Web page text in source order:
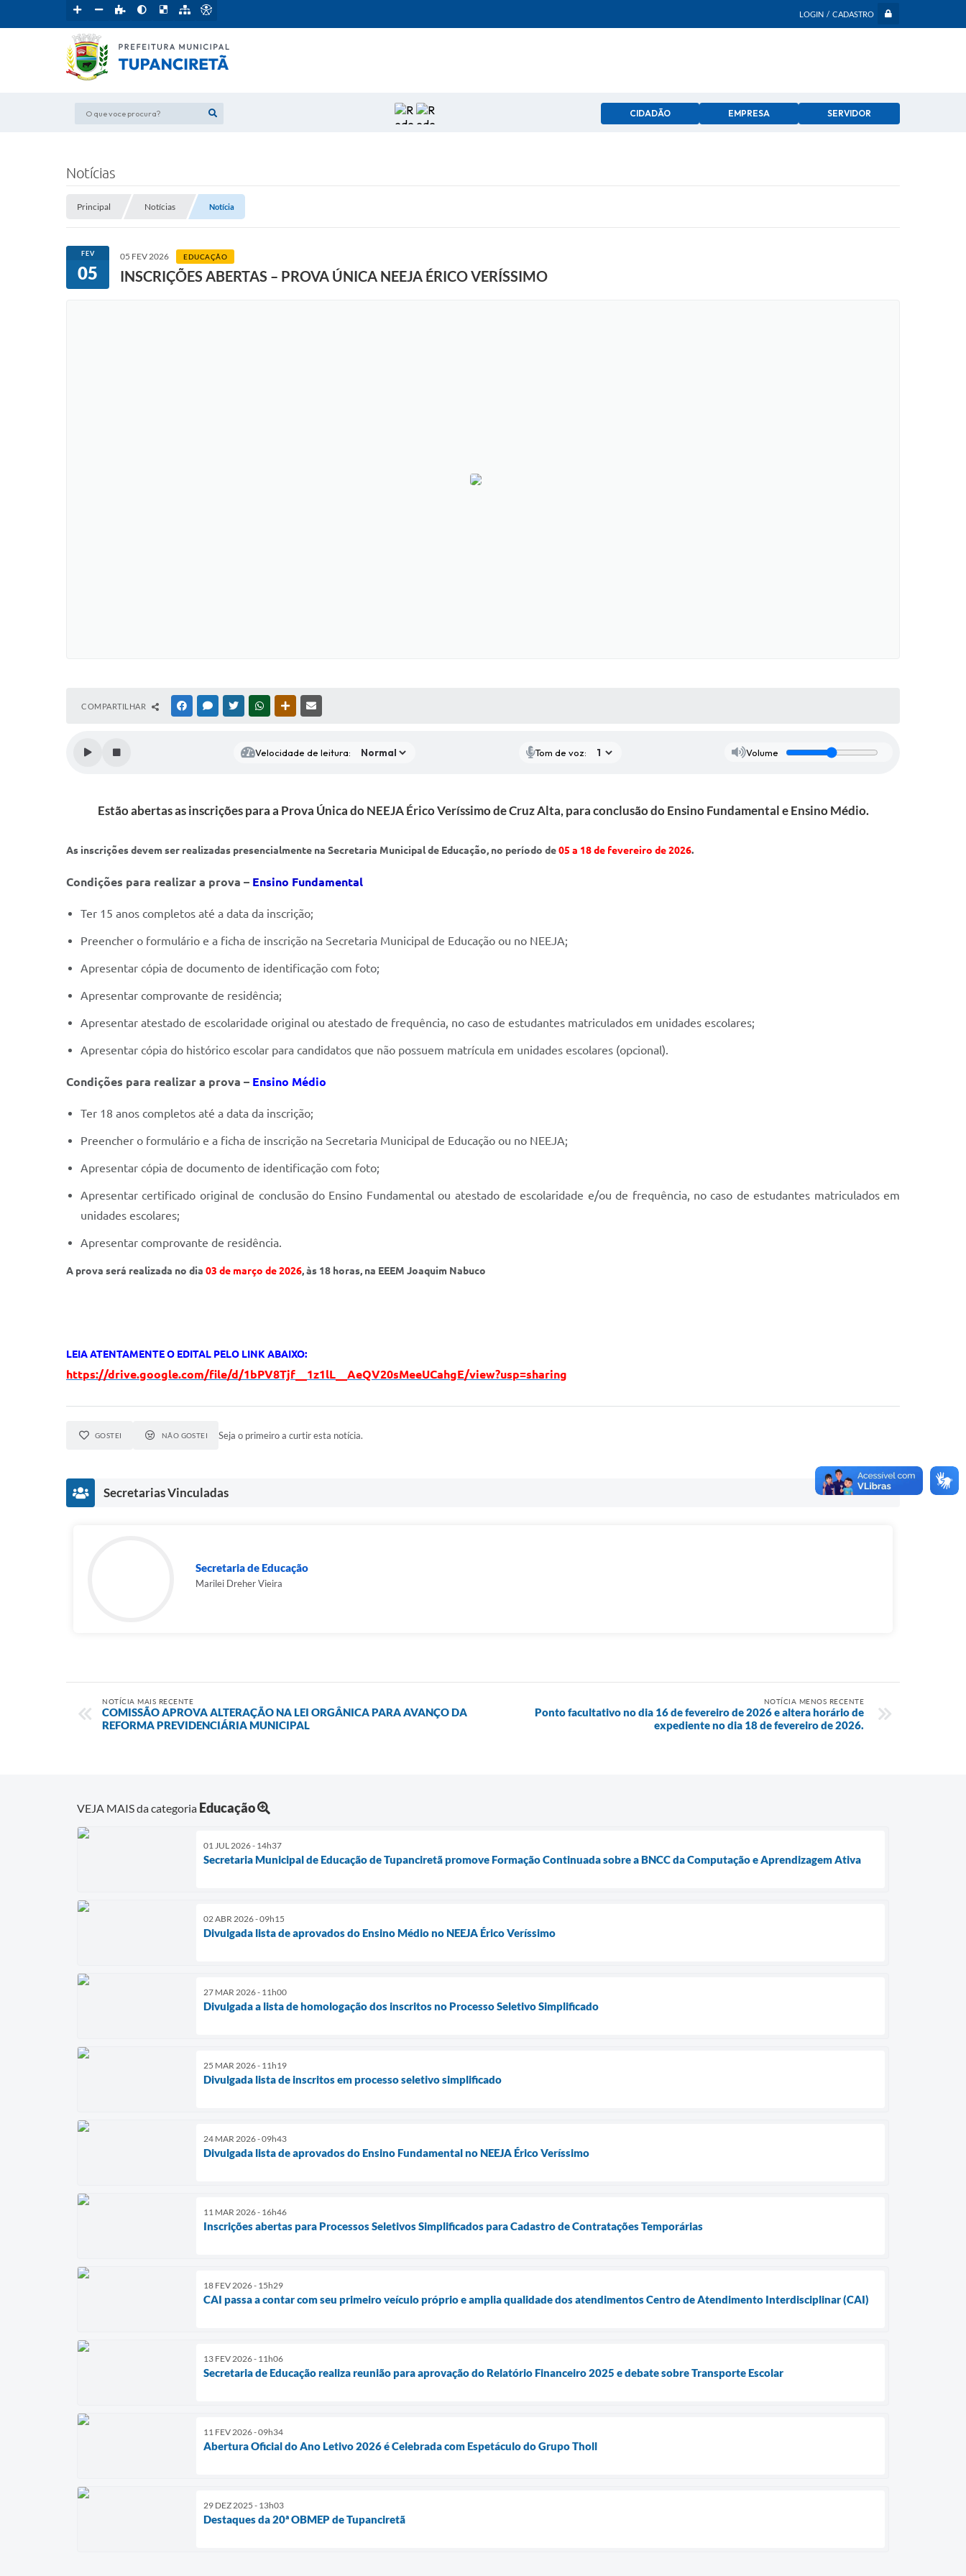
LOGIN / CADASTRO
O que voce procura? CIDADÃO EMPRESA SERVIDOR
Notícias
Principal Notícias Notícia
FEV
05
05 FEV 2026 EDUCAÇÃO
INSCRIÇÕES ABERTAS – PROVA ÚNICA NEEJA ÉRICO VERÍSSIMO
COMPARTILHAR FACEBOOKMESSENGER
TWITTERWHATSAPPOUTRAS MÍDIAS
Velocidade de leitura: Tom de voz: Volume
Estão abertas as inscrições para a Prova Única do NEEJA Érico Veríssimo de Cruz Alta, para conclusão do Ensino Fundamental e Ensino Médio.
As inscrições devem ser realizadas presencialmente na Secretaria Municipal de Educação, no período de05 a 18 de fevereiro de 2026.
Condições para realizar a prova – Ensino Fundamental
Ter 15 anos completos até a data da inscrição;
Preencher o formulário e a ficha de inscrição na Secretaria Municipal de Educação ou no NEEJA;
Apresentar cópia de documento de identificação com foto;
Apresentar comprovante de residência;
Apresentar atestado de escolaridade original ou atestado de frequência, no caso de estudantes matriculados em unidades escolares;
Apresentar cópia do histórico escolar para candidatos que não possuem matrícula em unidades escolares (opcional).
Condições para realizar a prova – Ensino Médio
Ter 18 anos completos até a data da inscrição;
Preencher o formulário e a ficha de inscrição na Secretaria Municipal de Educação ou no NEEJA;
Apresentar cópia de documento de identificação com foto;
Apresentar certificado original de conclusão do Ensino Fundamental ou atestado de escolaridade e/ou de frequência, no caso de estudantes matriculados em
unidades escolares;
Apresentar comprovante de residência.
A prova será realizada no dia 03 de março de 2026, às 18 horas, na EEEM Joaquim Nabuco
LEIA ATENTAMENTE O EDITAL PELO LINK ABAIXO:
https://drive.google.com/file/d/1bPV8Tjf__1z1lL__AeQV20sMeeUCahgE/view?usp=sharing
GOSTEI NÃO GOSTEI Seja o primeiro a curtir esta notícia.
Secretarias Vinculadas
Secretaria de Educação
Marilei Dreher Vieira
NOTÍCIA MAIS RECENTE
COMISSÃO APROVA ALTERAÇÃO NA LEI ORGÂNICA PARA AVANÇO DA
REFORMA PREVIDENCIÁRIA MUNICIPAL
NOTÍCIA MENOS RECENTE
Ponto facultativo no dia 16 de fevereiro de 2026 e altera horário de
expediente no dia 18 de fevereiro de 2026.
VEJA MAIS da categoria Educação
01 JUL 2026 - 14h37
Secretaria Municipal de Educação de Tupanciretã promove Formação Continuada sobre a BNCC da Computação e Aprendizagem Ativa
02 ABR 2026 - 09h15
Divulgada lista de aprovados do Ensino Médio no NEEJA Érico Veríssimo
27 MAR 2026 - 11h00
Divulgada a lista de homologação dos inscritos no Processo Seletivo Simplificado
25 MAR 2026 - 11h19
Divulgada lista de inscritos em processo seletivo simplificado
24 MAR 2026 - 09h43
Divulgada lista de aprovados do Ensino Fundamental no NEEJA Érico Veríssimo
11 MAR 2026 - 16h46
Inscrições abertas para Processos Seletivos Simplificados para Cadastro de Contratações Temporárias
18 FEV 2026 - 15h29
CAI passa a contar com seu primeiro veículo próprio e amplia qualidade dos atendimentos Centro de Atendimento Interdisciplinar (CAI)
13 FEV 2026 - 11h06
Secretaria de Educação realiza reunião para aprovação do Relatório Financeiro 2025 e debate sobre Transporte Escolar
11 FEV 2026 - 09h34
Abertura Oficial do Ano Letivo 2026 é Celebrada com Espetáculo do Grupo Tholl
29 DEZ 2025 - 13h03
Destaques da 20ª OBMEP de Tupanciretã